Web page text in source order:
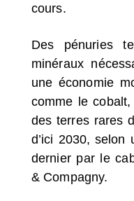
cours.
Des pénuries
minéraux
une économie
comme le
des terres rares
d’ici 2030, selon
dernier par le
& Compagny.